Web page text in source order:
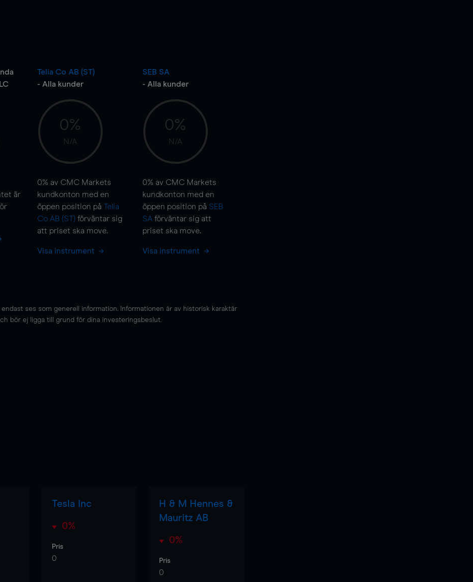
är
Telia Co AB (ST)
- Alla kunder
0%
N/A
0% av CMC Markets
kundkonton med en
öppen position på Telia
Co AB (ST) förväntar sig
att priset ska move.
Visa instrument
SEB SA
- Alla kunder
0%
N/A
0% av CMC Markets
kundkonton med en
öppen position på SEB
SA förväntar sig att
priset ska move.
Visa instrument
ses som generell information. Informationen är av historisk karaktär
bör ej ligga till grund för dina investeringsbeslut.
Tesla Inc
0%
Pris
0
H & M Hennes &
Mauritz AB
0%
Pris
0